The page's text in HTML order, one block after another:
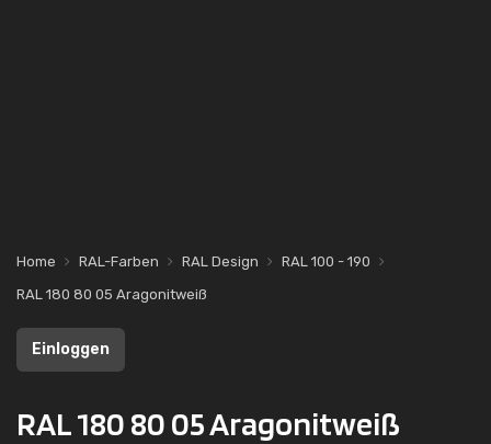
Home RAL-Farben RAL Design
RAL 100 - 190
RAL 180 80 05 Aragonitweiß
Einloggen
RAL 180 80 05 Aragonitweiß